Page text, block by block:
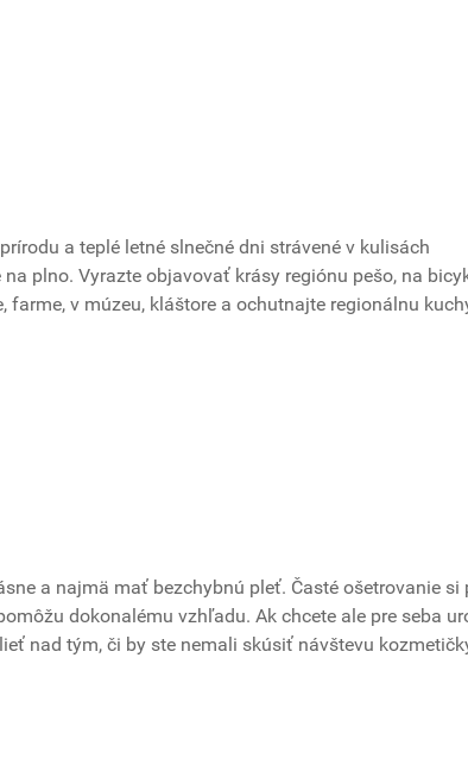
a teplé letné slnečné dni strávené v kulisách
plno. Vyrazte objavovať krásy regiónu pešo, na
farme, v múzeu, kláštore a ochutnajte regionálnu
a najmä mať bezchybnú pleť. Časté ošetrovanie si
dokonalému vzhľadu. Ak chcete ale pre seba
nad tým, či by ste nemali skúsiť návštevu